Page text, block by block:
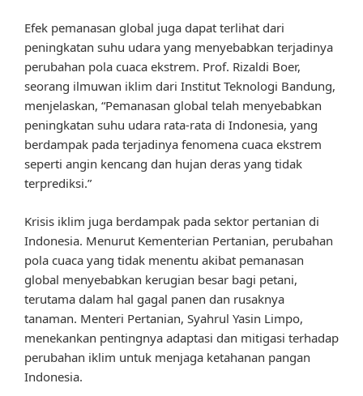
Efek pemanasan global juga dapat terlihat dari
peningkatan suhu udara yang menyebabkan terjadinya
perubahan pola cuaca ekstrem. Prof. Rizaldi Boer,
seorang ilmuwan iklim dari Institut Teknologi Bandung,
menjelaskan, “Pemanasan global telah menyebabkan
peningkatan suhu udara rata-rata di Indonesia, yang
berdampak pada terjadinya fenomena cuaca ekstrem
seperti angin kencang dan hujan deras yang tidak
terprediksi.”
Krisis iklim juga berdampak pada sektor pertanian di
Indonesia. Menurut Kementerian Pertanian, perubahan
pola cuaca yang tidak menentu akibat pemanasan
global menyebabkan kerugian besar bagi petani,
terutama dalam hal gagal panen dan rusaknya
tanaman. Menteri Pertanian, Syahrul Yasin Limpo,
menekankan pentingnya adaptasi dan mitigasi terhadap
perubahan iklim untuk menjaga ketahanan pangan
Indonesia.